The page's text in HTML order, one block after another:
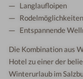
Langlaufloipen
Rodelmöglichkeiten
Entspannende
Die Kombination aus
Hotel zu einer der
Winterurlaub im